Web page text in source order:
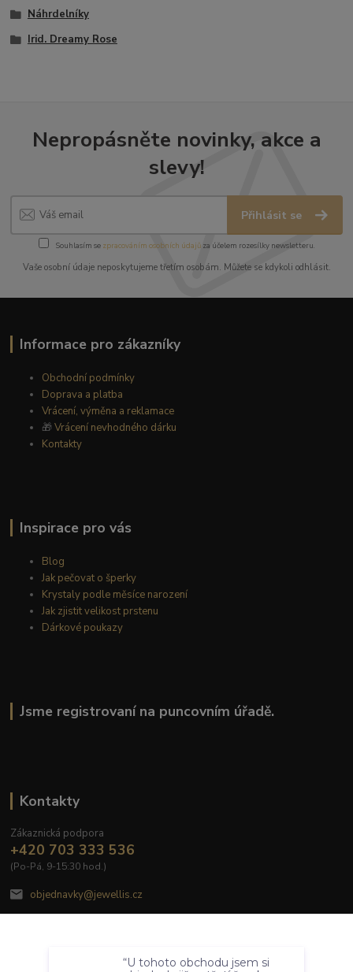
Náhrdelníky
Irid. Dreamy Rose
Nepropásněte novinky, akce a
slevy!
Přihlásit se
Souhlasím se zpracováním osobních údajůza účelem rozesílky newsletteru.
Vaše osobní údaje neposkytujeme třetím osobám. Můžete se kdykoli odhlásit.
Informace pro zákazníky
Obchodní podmínky
Doprava a platba
Vrácení, výměna a reklamace
🎁Vrácení nevhodného dárku
Kontakty
Inspirace pro vás
Blog
Jak pečovat o šperky
Krystaly podle měsíce narození
Jak zjistit velikost prstenu
Dárkové poukazy
Jsme registrovaní na puncovním úřadě.
Kontakty
Zákaznická podpora
+420 703 333 536
(Po-Pá, 9-15:30 hod.)
objednavky@jewellis.cz
Nastavení Souhlasím
“U tohoto obchodu jsem si